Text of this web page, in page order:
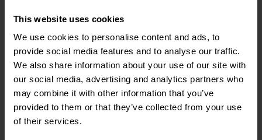
This website uses cookies
We use cookies to personalise content and ads, to
provide social media features and to analyse our traffic.
We also share information about your use of our site with
our social media, advertising and analytics partners who
may combine it with other information that you’ve
provided to them or that they’ve collected from your use
of their services.
RAVAS collabora con i principali partner di vendita e
marchi OEM in tutto il mondo.